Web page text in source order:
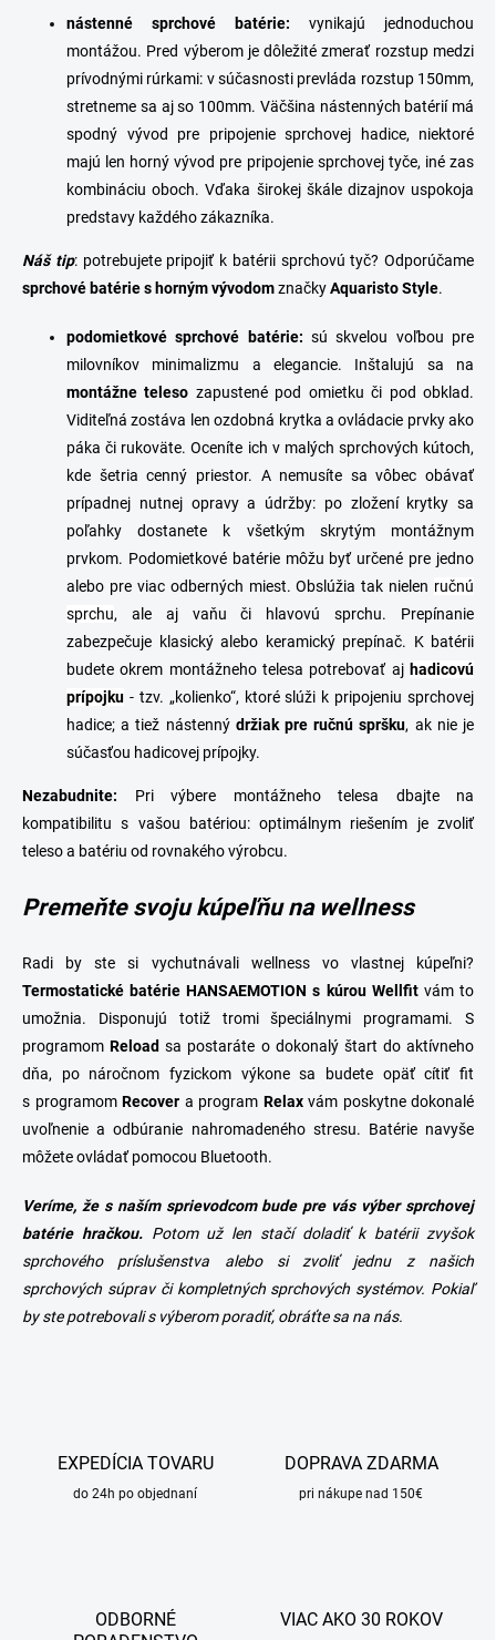
nástenné sprchové batérie: vynikajú jednoduchou
montážou. Pred výberom je dôležité zmerať rozstup medzi
prívodnými rúrkami: v súčasnosti prevláda rozstup 150mm,
stretneme sa aj so 100mm. Väčšina nástenných batérií má
spodný vývod pre pripojenie sprchovej hadice, niektoré
majú len horný vývod pre pripojenie sprchovej tyče, iné zas
kombináciu oboch. Vďaka širokej škále dizajnov uspokoja
predstavy každého zákazníka.
Náš tip: potrebujete pripojiť k batérii sprchovú tyč? Odporúčame
sprchové batérie s horným vývodomznačkyAquaristo Style.
podomietkové sprchové batérie: sú skvelou voľbou pre
milovníkov minimalizmu a elegancie. Inštalujú sa na
montážne teleso zapustené pod omietku či pod obklad.
Viditeľná zostáva len ozdobná krytka a ovládacie prvky ako
páka či rukoväte. Oceníte ich v malých sprchových kútoch,
kde šetria cenný priestor. A nemusíte sa vôbec obávať
prípadnej nutnej opravy a údržby: po zložení krytky sa
poľahky dostanete k všetkým skrytým montážnym
prvkom. Podomietkové batérie môžu byť určené pre jedno
alebo pre viac odberných miest. Obslúžia tak nielen ručnú
sprchu, ale aj vaňu či hlavovú sprchu. Prepínanie
zabezpečuje klasický alebo keramický prepínač. K batérii
budete okrem montážneho telesa potrebovať aj hadicovú
prípojku - tzv. „kolienko“, ktoré slúži k pripojeniu sprchovej
hadice; a tiež nástenný držiak pre ručnú spršku, ak nie je
súčasťou hadicovej prípojky.
Nezabudnite: Pri výbere montážneho telesa dbajte na
kompatibilitu s vašou batériou: optimálnym riešením je zvoliť
teleso a batériu od rovnakého výrobcu.
Premeňte svoju kúpeľňu na wellness
Radi by ste si vychutnávali wellness vo vlastnej kúpeľni?
Termostatické batérie HANSAEMOTION s kúrou Wellfitvám to
umožnia. Disponujú totiž tromi špeciálnymi programami. S
programomReload sa postaráte o dokonalý štart do aktívneho
dňa, po náročnom fyzickom výkone sa budete opäť cítiť fit
s programom Recover a program Relaxvám poskytne dokonalé
uvoľnenie a odbúranie nahromadeného stresu. Batérie navyše
môžete ovládať pomocou Bluetooth.
Veríme, že s naším sprievodcom bude pre vás výber sprchovej
batérie hračkou.Potom už len stačí doladiť k batérii zvyšok
sprchového príslušenstva alebo si zvoliť jednu z našich
sprchových súprav či kompletných sprchových systémov. Pokiaľ
by ste potrebovali s výberom poradiť, obráťte sa na nás.
EXPEDÍCIA TOVARU
do 24h po objednaní
DOPRAVA ZDARMA
pri nákupe nad 150€
ODBORNÉ
VIAC AKO 30 ROKOV